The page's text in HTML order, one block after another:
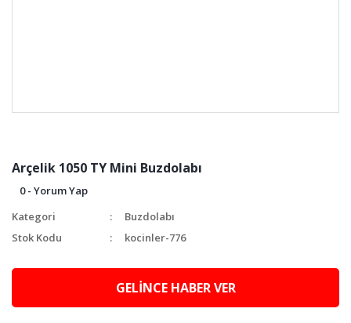
Arçelik 1050 TY Mini Buzdolabı
0 - Yorum Yap
Kategori
Buzdolabı
Stok Kodu
kocinler-776
GELİNCE HABER VER